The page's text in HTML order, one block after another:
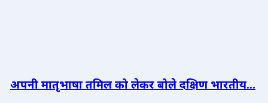
अपनी मातृभाषा तमिल को लेकर बोले दक्षिण भारतीय...